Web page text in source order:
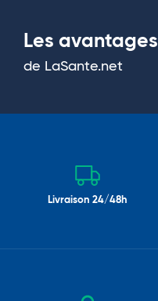
Les avantages
de LaSante.net
Livraison 24/48h